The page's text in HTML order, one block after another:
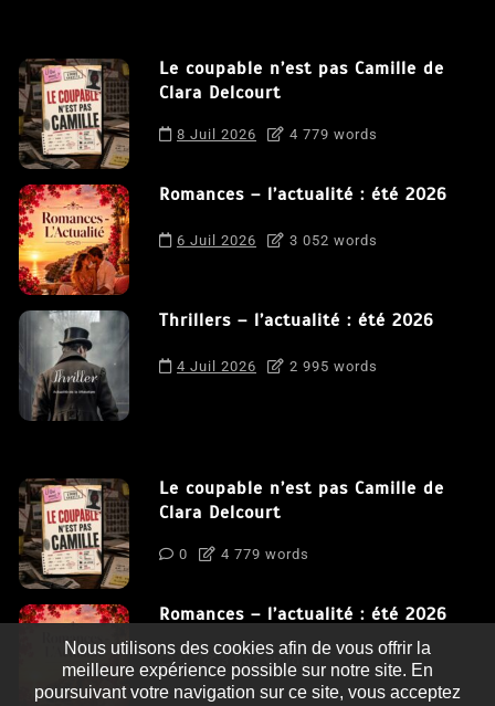
Le coupable n’est pas Camille de
Clara Delcourt
8 Juil 2026 4 779 words
Romances – l’actualité : été 2026
6 Juil 2026 3 052 words
Thrillers – l’actualité : été 2026
4 Juil 2026 2 995 words
Le coupable n’est pas Camille de
Clara Delcourt
0 4 779 words
Romances – l’actualité : été 2026
0 3 052 words
Nous utilisons des cookies afin de vous offrir la
meilleure expérience possible sur notre site. En
poursuivant votre navigation sur ce site, vous acceptez